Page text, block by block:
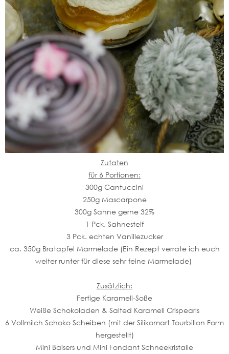
Zutaten
für 6 Portionen:
300g Cantuccini
250g Mascarpone
300g Sahne gerne 32%
1 Pck. Sahnesteif
3 Pck. echten Vanillezucker
ca. 350g Bratapfel Marmelade (Ein Rezept verrate ich euch
weiter runter für diese sehr feine Marmelade)
Zusätzlich:
Fertige Karamell-Soße
Weiße Schokoladen & Salted Karamell Crispearls
6 Vollmilch Schoko Scheiben (mit der Silikomart Tourbillon Form
hergestellt)
Mini Baisers und Mini Fondant Schneekristalle